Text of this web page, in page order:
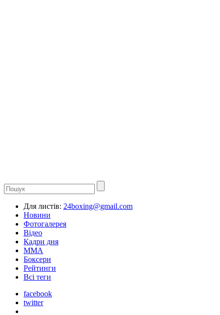
Для листів: 24boxing@gmail.com
Новини
Фотогалерея
Відео
Кадри дня
ММА
Боксери
Рейтинги
Всі теги
facebook
twitter